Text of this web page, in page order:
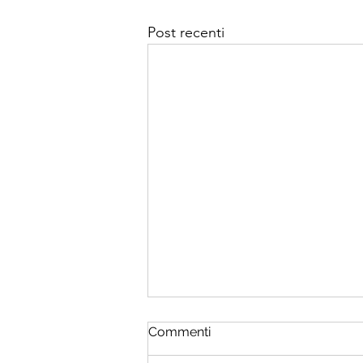
Post recenti
Fermati. Amati. Scegli. – Il
primo passo per cambiare
la tua vita
Commenti